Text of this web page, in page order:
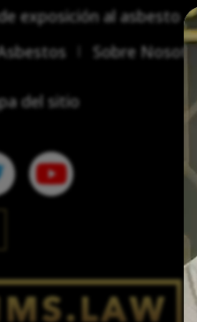
exposición al asbesto
Sobre
del sitio